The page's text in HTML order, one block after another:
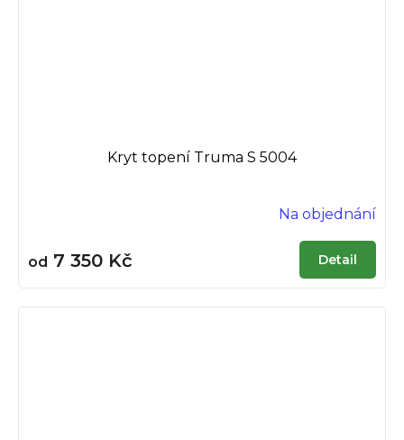
Kryt topení Truma S 5004
Na objednání
od 7 350 Kč Detail